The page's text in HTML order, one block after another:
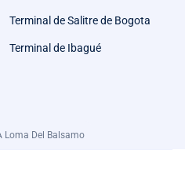
Terminal de Salitre de Bogota
Terminal de Ibagué
Loma Del Balsamo